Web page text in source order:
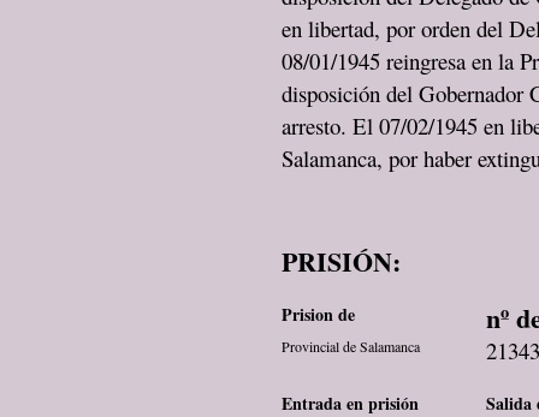
en libertad, por orden del
08/01/1945 reingresa en la
disposición del Gobernador
arresto. El 07/02/1945 en
Salamanca, por haber
PRISIÓN:
Prision de nº
Provincial de Salamanca 21343
Entrada en prisión Salida